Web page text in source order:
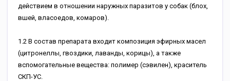
действием в отношении наружных паразитов у собак (блох,
вшей, власоедов, комаров).
1.2 В состав препарата входит композиция эфирных масел
(цитронеллы, гвоздики, лаванды, корицы), а также
вспомогательные вещества: полимер (сэвилен), краситель
СКП-УС.